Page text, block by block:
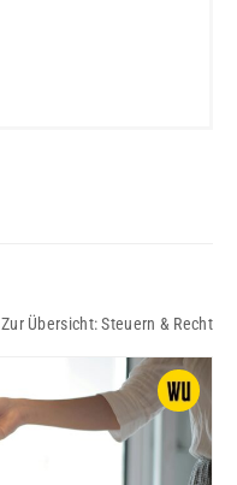
Zur Übersicht:Steuern & Recht